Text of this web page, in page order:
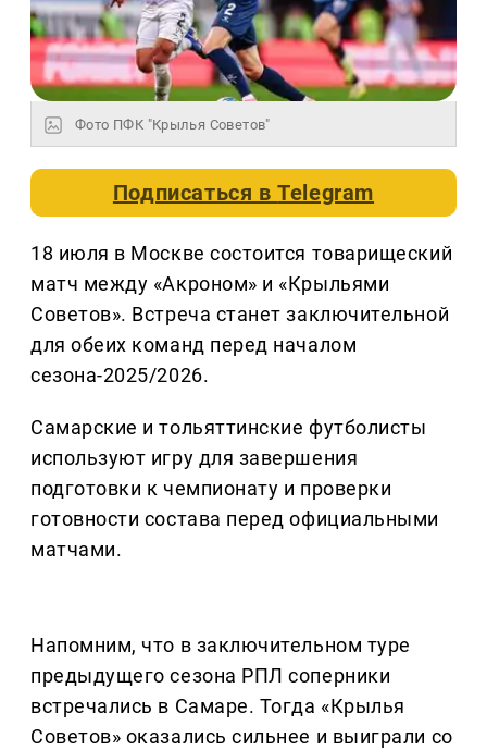
Фото ПФК "Крылья Советов"
Подписаться вTelegram
18 июля в Москве состоится товарищеский
матч между «Акроном» и «Крыльями
Советов». Встреча станет заключительной
для обеих команд перед началом
сезона-2025/2026.
Самарские и тольяттинские футболисты
используют игру для завершения
подготовки к чемпионату и проверки
готовности состава перед официальными
матчами.
Напомним, что в заключительном туре
предыдущего сезона РПЛ соперники
встречались в Самаре. Тогда «Крылья
Советов» оказались сильнее и выиграли со